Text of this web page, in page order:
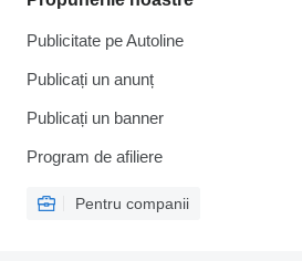
Publicitate pe Autoline
Publicați un anunț
Publicați un banner
Program de afiliere
Pentru companii